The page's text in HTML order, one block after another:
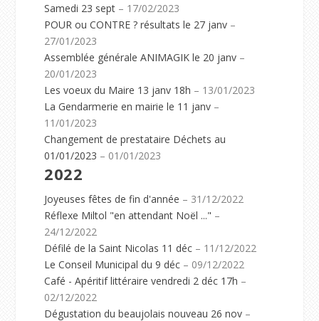
Samedi 23 sept – 17/02/2023
POUR ou CONTRE ? résultats le 27 janv –
27/01/2023
Assemblée générale ANIMAGIK le 20 janv –
20/01/2023
Les voeux du Maire 13 janv 18h – 13/01/2023
La Gendarmerie en mairie le 11 janv –
11/01/2023
Changement de prestataire Déchets au
01/01/2023 – 01/01/2023
2022
Joyeuses fêtes de fin d'année – 31/12/2022
Réflexe Miltol "en attendant Noël ..." –
24/12/2022
Défilé de la Saint Nicolas 11 déc – 11/12/2022
Le Conseil Municipal du 9 déc – 09/12/2022
Café - Apéritif littéraire vendredi 2 déc 17h –
02/12/2022
Dégustation du beaujolais nouveau 26 nov –